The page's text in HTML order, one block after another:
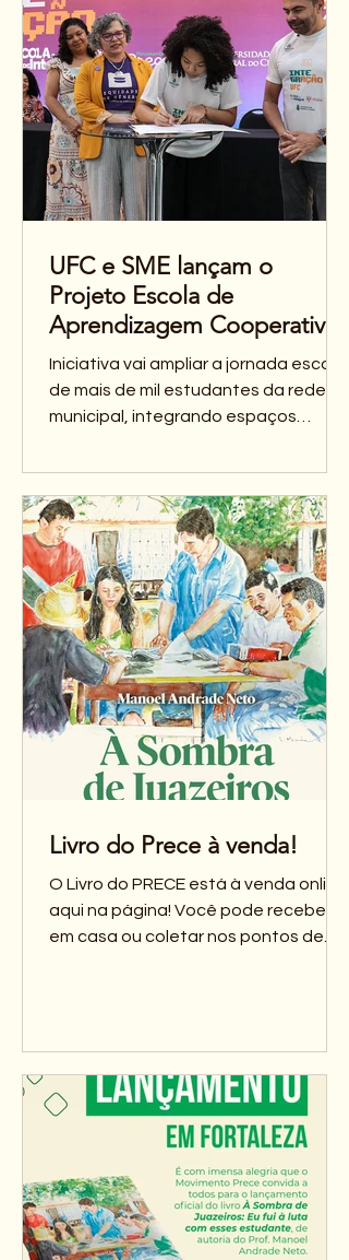
UFC e SME lançam o
Projeto Escola de
Aprendizagem Cooperativa
e Solidária (EACS)
Iniciativa vai ampliar a jornada escolar
de mais de mil estudantes da rede
municipal, integrando espaços
educação básica Momento da
assinatura do convênio - Foto:
Vicktor Braga/ufcinforma Ontem (18),
o Centro de Convivência da
Universidade Federal do Ceará (UFC)
sediou a solenidade de lançamento
do Projeto Escola de Aprendizagem
Cooperativa e Solidária (EACS). A
iniciativa é fruto da parceria entre a
UFC e a Secretaria Municipal da
Educação (SME),
Livro do Prece à venda!
O Livro do PRECE está à venda online,
aqui na página! Você pode receber
em casa ou coletar nos pontos de
Pentecoste ou Cipó. 🏍️ R$ 10,00 —
entrega em Fortaleza (via motoboy)
📦 R$ 25,00 — entrega pelos Correios
(fora de Fortaleza) ​ 💳 Formas de
Pagamento ​ 🔹 PIX: Chave:
03973676000150 Titular: In